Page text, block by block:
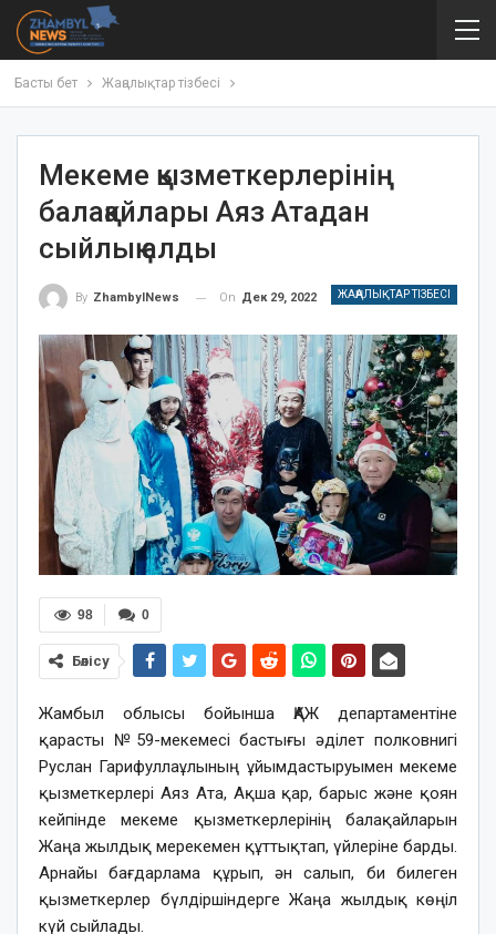
Басты бет Жаңалықтар тізбесі
Мекеме қызметкерлерінің
балақайлары Аяз Атадан
сыйлық алды
ЖАҢАЛЫҚТАР ТІЗБЕСІ
By ZhambylNews On Дек 29, 2022
0
98
Бөлісу
Жамбыл облысы бойынша ҚАЖ департаментіне
қарасты №59-мекемесі бастығы әділет полковнигі
Руслан Гарифуллаұлының ұйымдастыруымен мекеме
қызметкерлері Аяз Ата, Ақша қар, барыс және қоян
кейпінде мекеме қызметкерлерінің балақайларын
Жаңа жылдық мерекемен құттықтап, үйлеріне барды.
Арнайы бағдарлама құрып, ән салып, би билеген
қызметкерлер бүлдіршіндерге Жаңа жылдық көңіл
күй сыйлады.